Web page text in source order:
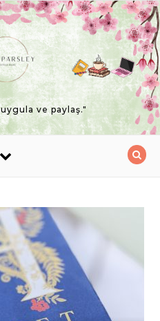
ve paylaş."